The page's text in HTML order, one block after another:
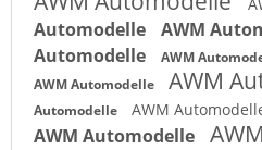
Automodelle
AWM
Automodelle
AWM
AWM Automodelle AWM
Automodelle
AWM
AWM Automodelle